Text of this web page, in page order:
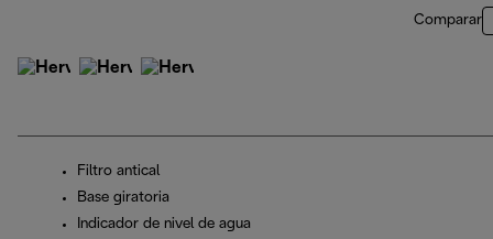
Comparar
Filtro antical
Base giratoria
Indicador de nivel de agua